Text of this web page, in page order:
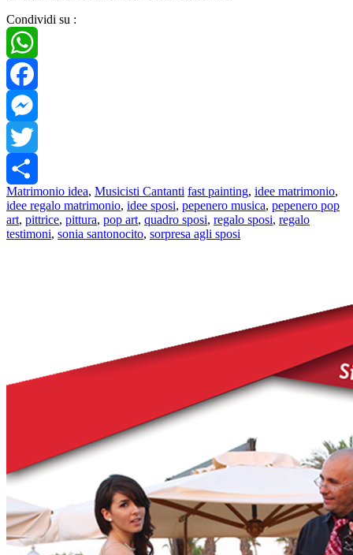
Condividi su :
WhatsApp
Facebook
Messenger
Twitter
Share
Matrimonio idea, Musicisti Cantanti fast painting, idee matrimonio,
idee regalo matrimonio, idee sposi, pepenero musica, pepenero pop
art, pittrice, pittura, pop art, quadro sposi, regalo sposi, regalo
testimoni, sonia santonocito, sorpresa agli sposi